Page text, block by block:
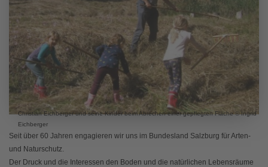
Christian Eichberger und seine Kinder beim Abrechen einer gepflegten Fläche © Ingrid
Eichberger
Seit über 60 Jahren engagieren wir uns im Bundesland Salzburg für Arten-
und Naturschutz.
Der Druck und die Interessen den Boden und die natürlichen Lebensräume